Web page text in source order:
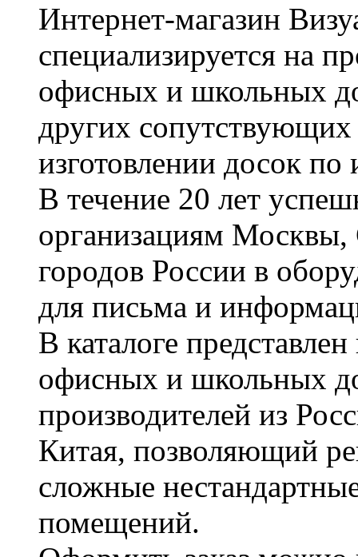
Интернет-магазин
специализируется на
офисных и школьных
других сопутствующих
изготовлении досок по
В течение 20 лет
организациям Москвы,
городов России в
для письма и
В каталоге
офисных и школьных
производителей из
Китая, позволяющий
сложные
помещений.